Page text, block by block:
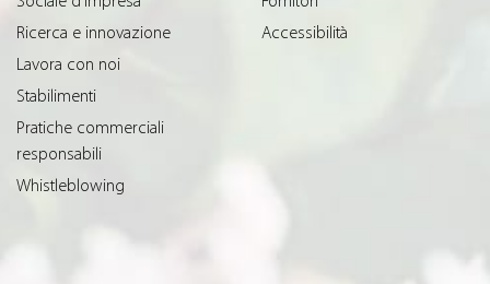
Ricerca e innovazione
Lavora con noi
Stabilimenti
Pratiche commerciali
responsabili
Whistleblowing
Accessibilità